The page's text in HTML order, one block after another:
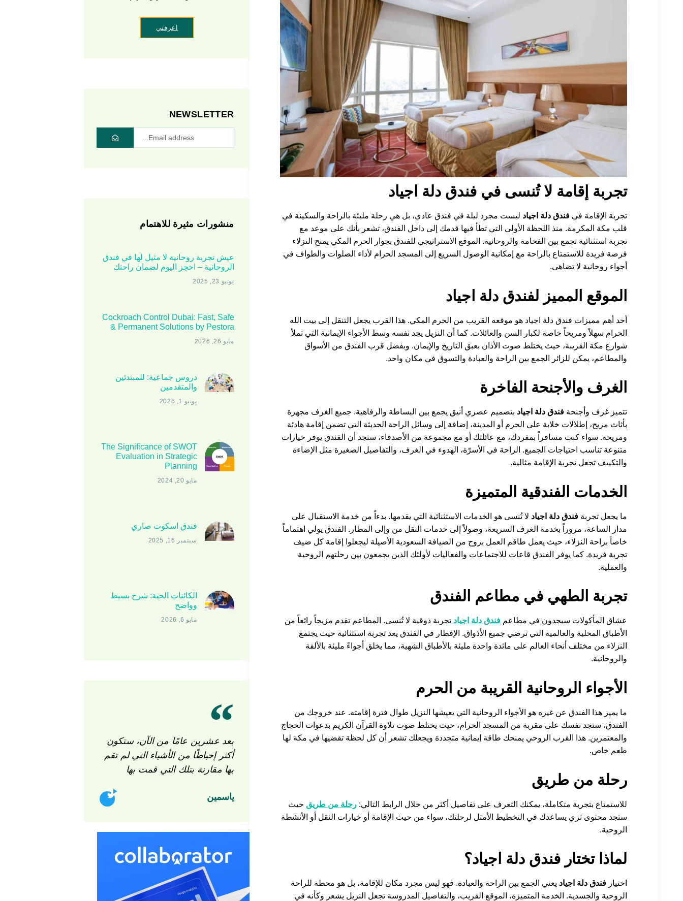
تجربة إقامة لا تُنسى في فندق دلة اجياد
تجربة الإقامة في فندق دلة اجياد ليست مجرد ليلة في فندق عادي، بل هي رحلة مليئة بالراحة والسكينة في
قلب مكة المكرمة. منذ اللحظة الأولى التي تطأ فيها قدمك إلى داخل الفندق، تشعر بأنك على موعد مع
تجربة استثنائية تجمع بين الفخامة والروحانية. الموقع الاستراتيجي للفندق بجوار الحرم المكي يمنح النزلاء
فرصة فريدة للاستمتاع بالراحة مع إمكانية الوصول السريع إلى المسجد الحرام لأداء الصلوات والطواف في
أجواء روحانية لا تضاهى.
الموقع المميز لفندق دلة اجياد
أحد أهم مميزات فندق دلة اجياد هو موقعه القريب من الحرم المكي. هذا القرب يجعل التنقل إلى بيت الله
الحرام سهلاً ومريحاً خاصة لكبار السن والعائلات. كما أن النزيل يجد نفسه وسط الأجواء الإيمانية التي تملأ
شوارع مكة القريبة، حيث يختلط صوت الأذان بعبق التاريخ والإيمان. وبفضل قرب الفندق من الأسواق
والمطاعم، يمكن للزائر الجمع بين الراحة والعبادة والتسوق في مكان واحد.
الغرف والأجنحة الفاخرة
تتميز غرف وأجنحة فندق دلة اجياد بتصميم عصري أنيق يجمع بين البساطة والرفاهية. جميع الغرف مجهزة
بأثاث مريح، إطلالات خلابة على الحرم أو المدينة، إضافة إلى وسائل الراحة الحديثة التي تضمن إقامة هادئة
ومريحة. سواء كنت مسافراً بمفردك، مع عائلتك أو مع مجموعة من الأصدقاء، ستجد أن الفندق يوفر خيارات
متنوعة تناسب احتياجات الجميع. الراحة في الأسرّة، الهدوء في الغرف، والتفاصيل الصغيرة مثل الإضاءة
والتكييف تجعل تجربة الإقامة مثالية.
الخدمات الفندقية المتميزة
ما يجعل تجربة فندق دلة اجياد لا تُنسى هو الخدمات الاستثنائية التي يقدمها. بدءاً من خدمة الاستقبال على
مدار الساعة، مروراً بخدمة الغرف السريعة، وصولاً إلى خدمات النقل من وإلى المطار. الفندق يولي اهتماماً
خاصاً براحة النزلاء، حيث يعمل طاقم العمل بروح من الضيافة السعودية الأصيلة ليجعلوا إقامة كل ضيف
تجربة فريدة. كما يوفر الفندق قاعات للاجتماعات والفعاليات لأولئك الذين يجمعون بين رحلتهم الروحية
والعملية.
تجربة الطهي في مطاعم الفندق
عشاق المأكولات سيجدون في مطاعم فندق دلة اجياد تجربة ذوقية لا تُنسى. المطاعم تقدم مزيجاً رائعاً من
الأطباق المحلية والعالمية التي ترضي جميع الأذواق. الإفطار في الفندق يعد تجربة استثنائية حيث يجتمع
النزلاء من مختلف أنحاء العالم على مائدة واحدة مليئة بالأطباق الشهية، مما يخلق أجواءً مليئة بالألفة
والروحانية.
الأجواء الروحانية القريبة من الحرم
ما يميز هذا الفندق عن غيره هو الأجواء الروحانية التي يعيشها النزيل طوال فترة إقامته. عند خروجك من
الفندق، ستجد نفسك على مقربة من المسجد الحرام، حيث يختلط صوت تلاوة القرآن الكريم بدعوات الحجاج
والمعتمرين. هذا القرب الروحي يمنحك طاقة إيمانية متجددة ويجعلك تشعر أن كل لحظة تقضيها في مكة لها
طعم خاص.
رحلة من طريق
للاستمتاع بتجربة متكاملة، يمكنك التعرف على تفاصيل أكثر من خلال الرابط التالي: رحلة من طريق حيث
ستجد محتوى ثري يساعدك في التخطيط الأمثل لرحلتك، سواء من حيث الإقامة أو خيارات النقل أو الأنشطة
الروحية.
لماذا تختار فندق دلة اجياد؟
اختيار فندق دلة اجياد يعني الجمع بين الراحة والعبادة. فهو ليس مجرد مكان للإقامة، بل هو محطة للراحة
الروحية والجسدية. الخدمة المتميزة، الموقع القريب، والتفاصيل المدروسة تجعل النزيل يشعر وكأنه في
اعرفني
NEWSLETTER
منشورات مثيرة للاهتمام
عيش تجربة روحانية لا مثيل لها في فندق
الروحانية – احجز اليوم لضمان راحتك
يونيو 23, 2025
Cockroach Control Dubai: Fast, Safe
& Permanent Solutions by Pestora
مايو 26, 2026
دروس جماعية: للمبتدئين
والمتقدمين
يونيو 1, 2026
The Significance of SWOT
Evaluation in Strategic
Planning
مايو 20, 2024
فندق اسكوت صاري
سبتمبر 16, 2025
الكائنات الحية: شرح بسيط
وواضح
مايو 6, 2026
بعد عشرين عامًا من الآن، ستكون
أكثر إحباطًا من الأشياء التي لم تقم
بها مقارنة بتلك التي قمت بها
ياسمين